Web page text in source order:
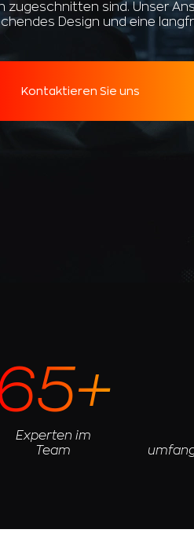
zugeschnitten sind. Unser
Design und eine
Kontaktieren Sie uns
Experten im
Team